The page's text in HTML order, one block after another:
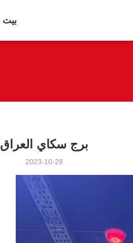
بيت
برج سكاي العراق
2023-10-28